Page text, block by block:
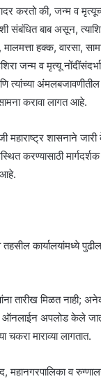
करतो की, जन्म व
संबंधित बाब असून,
हक्क, वारसा,
जन्म व मृत्यू
त्यांच्या
करावा लागत आहे.
महाराष्ट्र शासनाने
करण्यासाठी
तहसील कार्यालयांमध्ये
तारीख मिळत नाही;
अपलोड केले जात
चकरा माराव्या लागतात.
महानगरपालिका व